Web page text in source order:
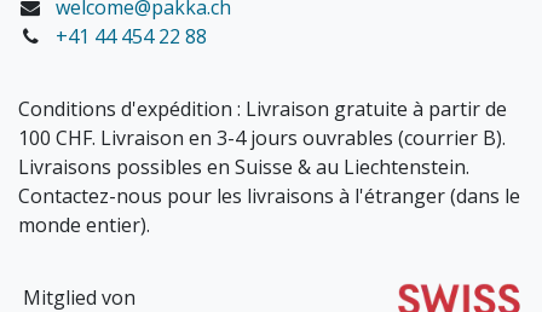
welcome@pakka.ch
+41 44 454 22 88
Conditions d'expédition : Livraison gratuite à partir de
100 CHF. Livraison en 3-4 jours ouvrables (courrier B).
Livraisons possibles en Suisse & au Liechtenstein.
Contactez-nous pour les livraisons à l'étranger (dans le
monde entier).
Mitglied von